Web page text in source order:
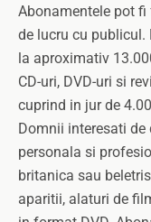
Abonamentele pot
de lucru cu
la aproximativ
CD-uri, DVD-uri si
cuprind in jur de
Domnii interesati
personala si
britanica sau
aparitii, alaturi de